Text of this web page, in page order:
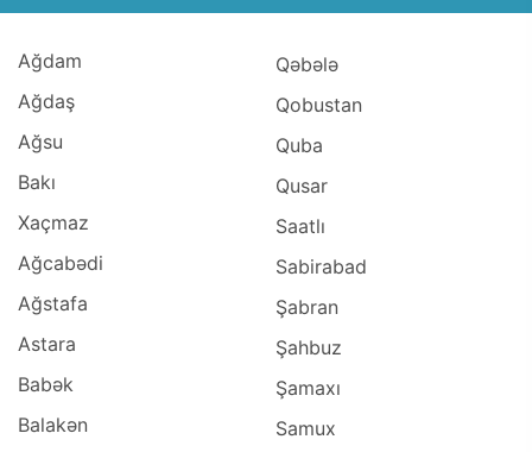
Ağdam
Ağdaş
Ağsu
Bakı
Xaçmaz
Ağcabədi
Ağstafa
Astara
Babək
Balakən
Qəbələ
Qobustan
Quba
Qusar
Saatlı
Sabirabad
Şabran
Şahbuz
Şamaxı
Samux